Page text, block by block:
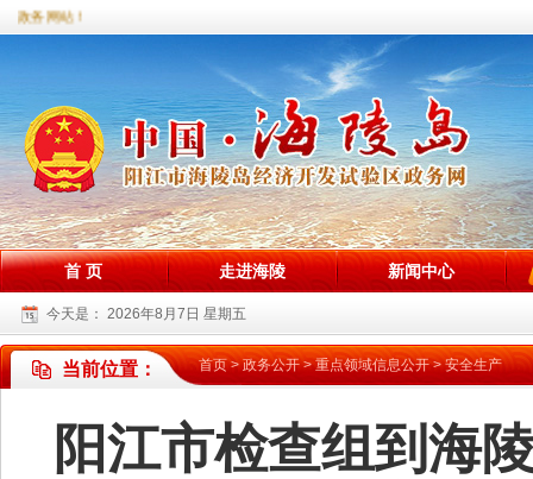
务网站！
首 页 走进海陵 新闻中心
今天是： 2026年8月7日 星期五
当前位置： 首页>政务公开>重点领域信息公开>安全生产
阳江市检查组到海